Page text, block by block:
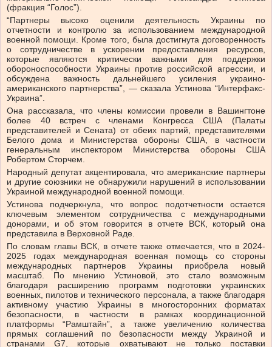
(фракция “Голос”).
“Партнеры высоко оценили деятельность Украины по
отчетности и контролю за использованием международной
военной помощи. Кроме того, была достигнута договоренность
о сотрудничестве в ускорении предоставления ресурсов,
которые являются критически важными для поддержки
обороноспособности Украины против российской агрессии, и
обсуждена важность дальнейшего усиления украино-
американского партнерства”, — сказала Устинова “Интерфакс-
Украина”.
Она рассказала, что члены комиссии провели в Вашингтоне
более 40 встреч с членами Конгресса США (Палаты
представителей и Сената) от обеих партий, представителями
Белого дома и Министерства обороны США, в частности
генеральным инспектором Министерства обороны США
Робертом Сторчем.
Народный депутат акцентировала, что американские партнеры
и другие союзники не обнаружили нарушений в использовании
Украиной международной военной помощи.
Устинова подчеркнула, что вопрос подотчетности остается
ключевым элементом сотрудничества с международными
донорами, и об этом говорится в отчете ВСК, который она
представила в Верховной Раде.
По словам главы ВСК, в отчете также отмечается, что в 2024-
2025 годах международная военная помощь со стороны
международных партнеров Украины приобрела новый
масштаб. По мнению Устиновой, это стало возможным
благодаря расширению программ подготовки украинских
военных, пилотов и технического персонала, а также благодаря
активному участию Украины в многосторонних форматах
безопасности, в частности в рамках координационной
платформы “Рамштайн”, а также увеличению количества
прямых соглашений по безопасности между Украиной и
странами G7, которые охватывают не только поставки